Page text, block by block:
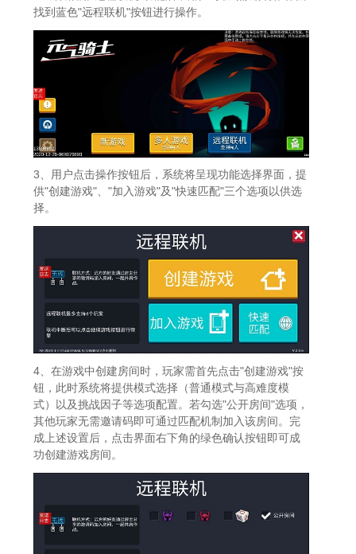
找到蓝色"远程联机"按钮进行操作。
3、用户点击操作按钮后，系统将呈现功能选择界面，提
供"创建游戏"、"加入游戏"及"快速匹配"三个选项以供选
择。
4、在游戏中创建房间时，玩家需首先点击"创建游戏"按
钮，此时系统将提供模式选择（普通模式与高难度模
式）以及挑战因子等选项配置。若勾选"公开房间"选项，
其他玩家无需邀请码即可通过匹配机制加入该房间。完
成上述设置后，点击界面右下角的绿色确认按钮即可成
功创建游戏房间。